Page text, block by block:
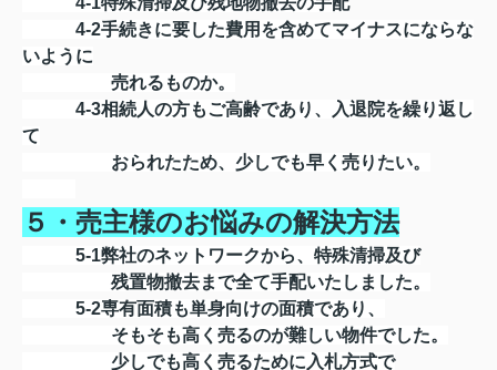
4-2手続きに要した費用を含めてマイナスにならな
いように
売れるものか。
4-3相続人の方もご高齢であり、入退院を繰り返し
て
おられたため、少しでも早く売りたい。
５・売主様のお悩みの解決方法
5-1弊社のネットワークから、特殊清掃及び
残置物撤去まで全て手配いたしました。
5-2専有面積も単身向けの面積であり、
そもそも高く売るのが難しい物件でした。
少しでも高く売るために入札方式で